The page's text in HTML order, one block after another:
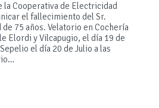
la Cooperativa de Electricidad
el fallecimiento del Sr.
de 75 años. Velatorio en Cochería
Elordi y Vilcapugio, el día 19 de
el día 20 de Julio a las